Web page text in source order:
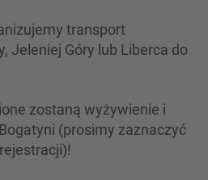
transport
Jeleniej Góry lub Liberca do
zostaną wyżywienie i
(prosimy zaznaczyć